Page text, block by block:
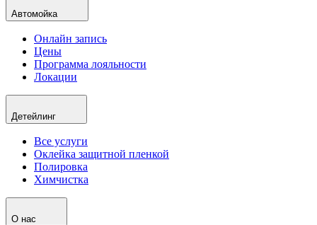
Автомойка
Онлайн запись
Цены
Программа лояльности
Локации
Детейлинг
Все услуги
Оклейка защитной пленкой
Полировка
Химчистка
О нас